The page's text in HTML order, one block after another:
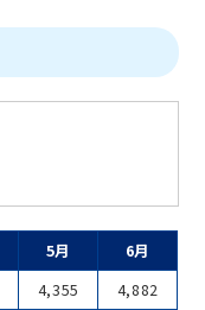
5月
6月
4,355
4,882